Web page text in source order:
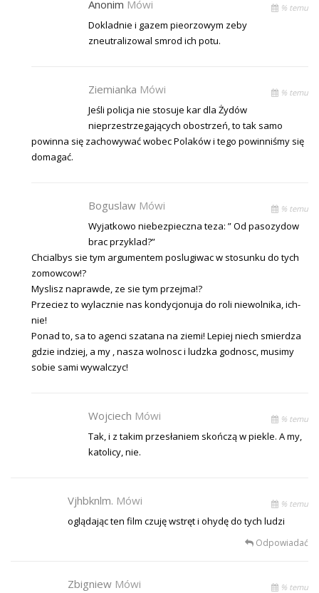
Anonim Mówi % temu
Dokladnie i gazem pieorzowym zeby
zneutralizowal smrod ich potu.
Ziemianka Mówi % temu
Jeśli policja nie stosuje kar dla Żydów
nieprzestrzegających obostrzeń, to tak samo
powinna się zachowywać wobec Polaków i tego powinniśmy się
domagać.
Boguslaw Mówi % temu
Wyjatkowo niebezpieczna teza: ” Od pasozydow
brac przyklad?”
Chcialbys sie tym argumentem poslugiwac w stosunku do tych
zomowcow!?
Myslisz naprawde, ze sie tym przejma!?
Przeciez to wylacznie nas kondycjonuja do roli niewolnika, ich-
nie!
Ponad to, sa to agenci szatana na ziemi! Lepiej niech smierdza
gdzie indziej, a my , nasza wolnosc i ludzka godnosc, musimy
sobie sami wywalczyc!
Wojciech Mówi % temu
Tak, i z takim przesłaniem skończą w piekle. A my,
katolicy, nie.
Vjhbknlm. Mówi % temu
oglądając ten film czuję wstręt i ohydę do tych ludzi
Odpowiadać
Zbigniew Mówi % temu